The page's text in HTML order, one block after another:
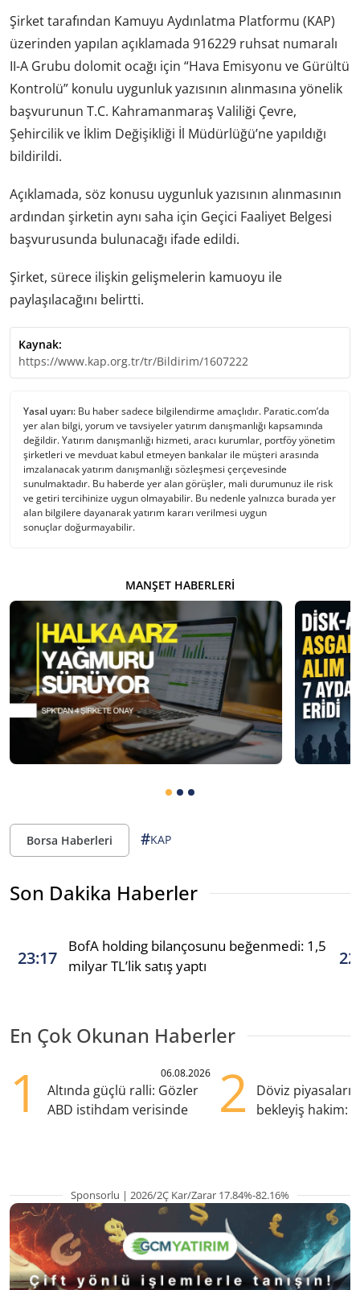
Şirket tarafından Kamuyu Aydınlatma Platformu (KAP)
üzerinden yapılan açıklamada 916229 ruhsat numaralı
II-A Grubu dolomit ocağı için “Hava Emisyonu ve Gürültü
Kontrolü” konulu uygunluk yazısının alınmasına yönelik
başvurunun T.C. Kahramanmaraş Valiliği Çevre,
Şehircilik ve İklim Değişikliği İl Müdürlüğü’ne yapıldığı
bildirildi.
Açıklamada, söz konusu uygunluk yazısının alınmasının
ardından şirketin aynı saha için Geçici Faaliyet Belgesi
başvurusunda bulunacağı ifade edildi.
Şirket, sürece ilişkin gelişmelerin kamuoyu ile
paylaşılacağını belirtti.
Kaynak:
https://www.kap.org.tr/tr/Bildirim/1607222
Yasal uyarı: Bu haber sadece bilgilendirme amaçlıdır. Paratic.com’da
yer alan bilgi, yorum ve tavsiyeler yatırım danışmanlığı kapsamında
değildir. Yatırım danışmanlığı hizmeti, aracı kurumlar, portföy yönetim
şirketleri ve mevduat kabul etmeyen bankalar ile müşteri arasında
imzalanacak yatırım danışmanlığı sözleşmesi çerçevesinde
sunulmaktadır. Bu haberde yer alan görüşler, mali durumunuz ile risk
ve getiri tercihinize uygun olmayabilir. Bu nedenle yalnızca burada yer
alan bilgilere dayanarak yatırım kararı verilmesi uygun
sonuçlar doğurmayabilir.
MANŞET HABERLERI
Borsa Haberleri #KAP
Son Dakika Haberler
23:17
BofA holding bilançosunu beğenmedi: 1,5
milyar TL’lik satış yaptı
En Çok Okunan Haberler
1 06.08.2026
Altında güçlü ralli: Gözler
ABD istihdam verisinde
2
Döviz
bekleyiş hakim:
Sponsorlu | 2026/2Ç Kar/Zarar 17.84%-82.16%